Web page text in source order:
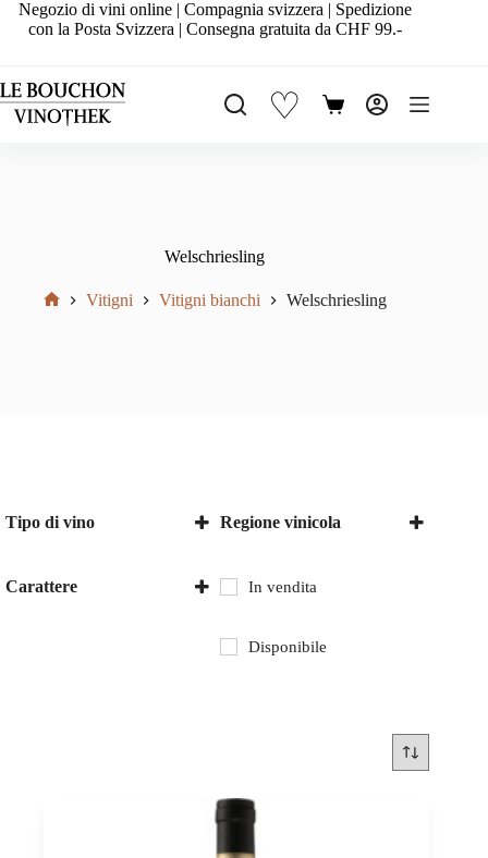
SaltaNegozio di vini online | Compagnia svizzera | Spedizione
con la Posta Svizzera | Consegna gratuita da CHF 99.-
♡ Carrello
Welschriesling
Vitigni Vitigni bianchi Welschriesling
Tipo di vino Regione vinicola
Carattere In vendita
Disponibile